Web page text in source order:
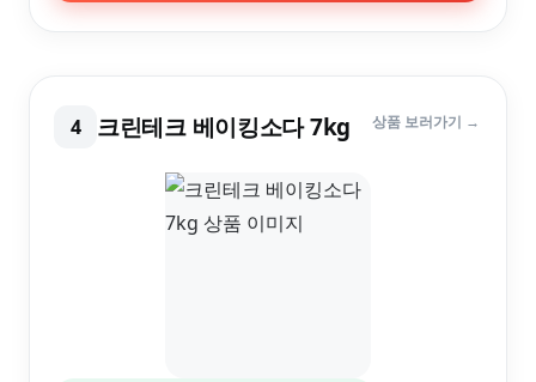
4 크린테크 베이킹소다 7kg 상품 보러가기 →